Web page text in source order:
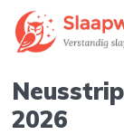
2026